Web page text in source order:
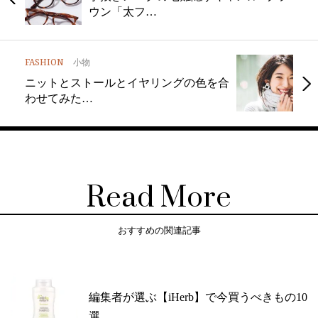
ウン「太フ…
FASHION 小物
ニットとストールとイヤリングの色を合
わせてみた…
Read More
おすすめの関連記事
編集者が選ぶ【iHerb】で今買うべきもの10